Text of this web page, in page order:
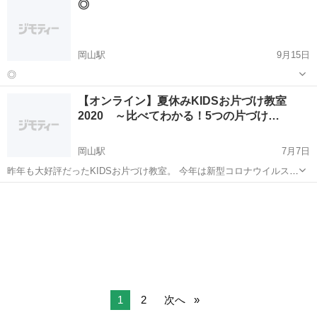
◎
岡山駅
9月15日
◎
その他
【オンライン】夏休みKIDSお片づけ教室
2020 ～比べてわかる！5つの片づけ…
岡山駅
7月7日
昨年も大好評だったKIDSお片づけ教室。 今年は新型コロナウイルス感
染防止のため、気軽にご参加いただける「オンライン」開催です。 小
1 2 次へ